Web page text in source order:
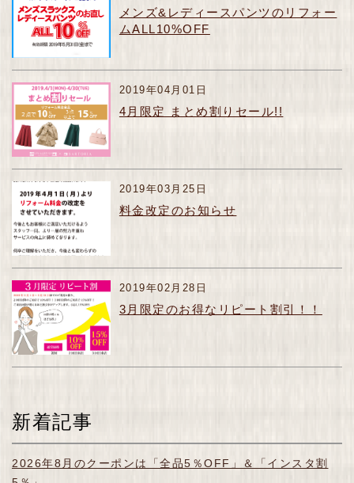
メンズ&レディースパンツのリフォー
ムALL10%OFF
2019年04月01日
4月限定 まとめ割りセール!!
2019年03月25日
料金改定のお知らせ
2019年02月28日
3月限定のお得なリピート割引！！
新着記事
2026年8月のクーポンは「全品5％OFF」＆「インスタ割